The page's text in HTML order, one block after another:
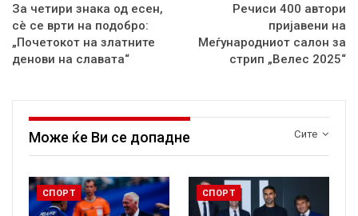
За четири знака од есен,
сè се врти на подобро:
„Почетокот на златните
денови на славата“
Речиси 400 автори
пријавени на
Меѓународниот салон за
стрип „Велес 2025“
Сите
Може ќе Ви се допадне
СПОРТ СПОРТ